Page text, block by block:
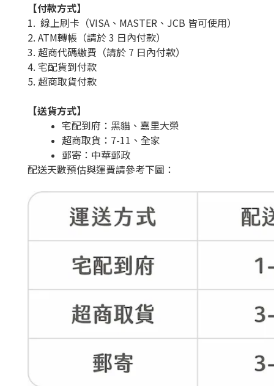
【付款方式】
1. 線上刷卡（VISA、MASTER、JCB 皆可使用）
2. ATM轉帳（請於 3 日內付款）
3. 超商代碼繳費（請於 7 日內付款）
4. 宅配貨到付款
5. 超商取貨付款
【送貨方式】
宅配到府：黑貓、嘉里大榮
超商取貨：7-11、全家
郵寄：中華郵政
配送天數預估與運費請參考下圖：